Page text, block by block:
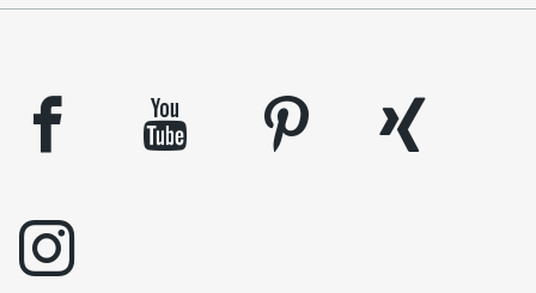
facebook youtube pinterest
xing
instagram